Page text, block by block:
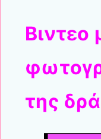
Βιντεο
της